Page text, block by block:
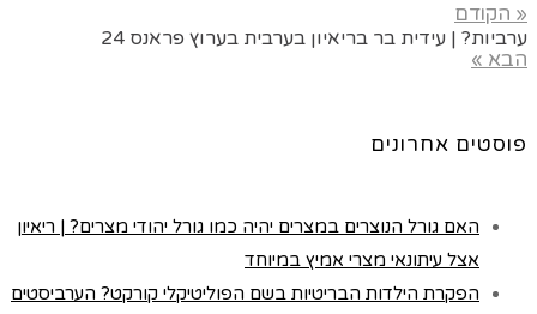
ערביות? | עידית בר בריאיון בערבית בערוץ פראנס 24
« הקודם
הבא »
פוסטים אחרונים
האם גורל הנוצרים במצרים יהיה כמו גורל יהודי מצרים? | ריאיון
אצל עיתונאי מצרי אמיץ במיוחד
הפקרת הילדות הבריטיות בשם הפוליטיקלי קורקט? הערביסטים